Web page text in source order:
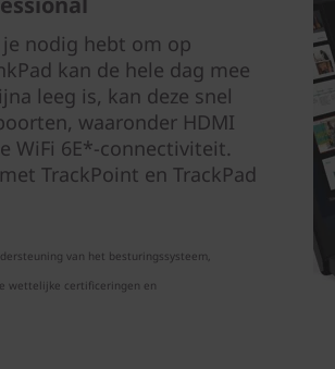
je nodig hebt om op
kan de hele dag mee
leeg is, kan deze snel
waaronder HDMI
WiFi 6E*-connectiviteit.
TrackPoint en TrackPad
van het besturingssysteem,
wettelijke certificeringen en